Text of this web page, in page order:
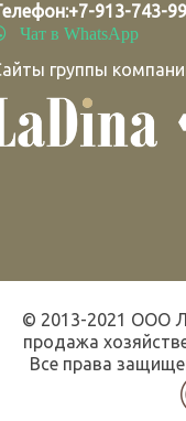
+7-913-743-
Чат в WhatsApp
группы
© 2013-2021 ООО
продажа
Все права